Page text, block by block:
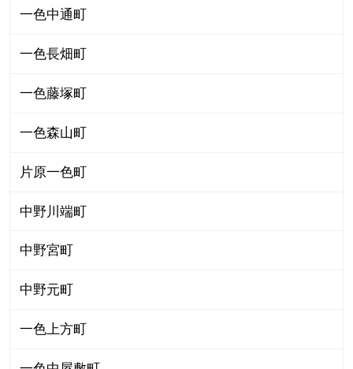
一色中通町
一色長畑町
一色藤塚町
一色森山町
片原一色町
中野川端町
中野宮町
中野元町
一色上方町